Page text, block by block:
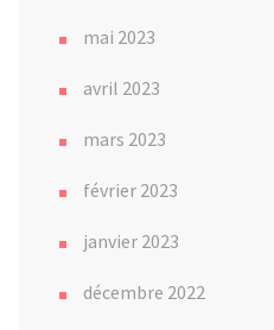
mai 2023
avril 2023
mars 2023
février 2023
janvier 2023
décembre 2022